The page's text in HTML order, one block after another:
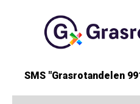
SMS "Grasrotandelen